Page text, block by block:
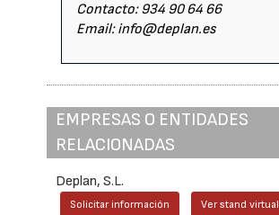
Contacto: 934 90 64 66
Email: info@deplan.es
EMPRESAS O ENTIDADES
RELACIONADAS
Deplan, S.L.
Solicitar información Ver stand virtual